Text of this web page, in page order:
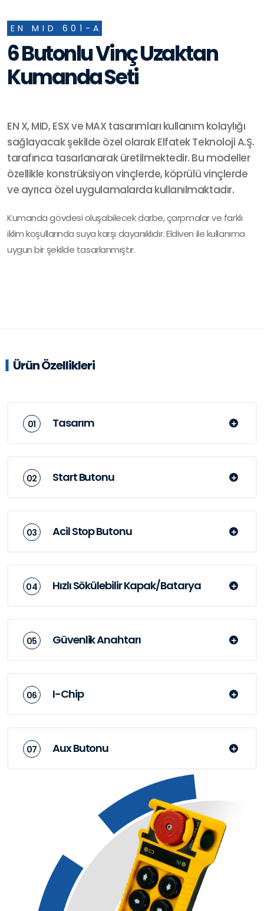
EN MID 601-A
6 Butonlu Vinç Uzaktan
Kumanda Seti
EN X, MID, ESX ve MAX tasarımları kullanım kolaylığı
sağlayacak şekilde özel olarak Elfatek Teknoloji A.Ş.
tarafınca tasarlanarak üretilmektedir. Bu modeller
özellikle konstrüksiyon vinçlerde, köprülü vinçlerde
ve ayrıca özel uygulamalarda kullanılmaktadır.
Kumanda gövdesi oluşabilecek darbe, çarpmalar ve farklı
iklim koşullarında suya karşı dayanıklıdır. Eldiven ile kullanıma
uygun bir şekilde tasarlanmıştır.
Ürün Özellikleri
Tasarım
Start Butonu
Acil Stop Butonu
Hızlı Sökülebilir Kapak/Batarya
Güvenlik Anahtarı
I-Chip
Aux Butonu